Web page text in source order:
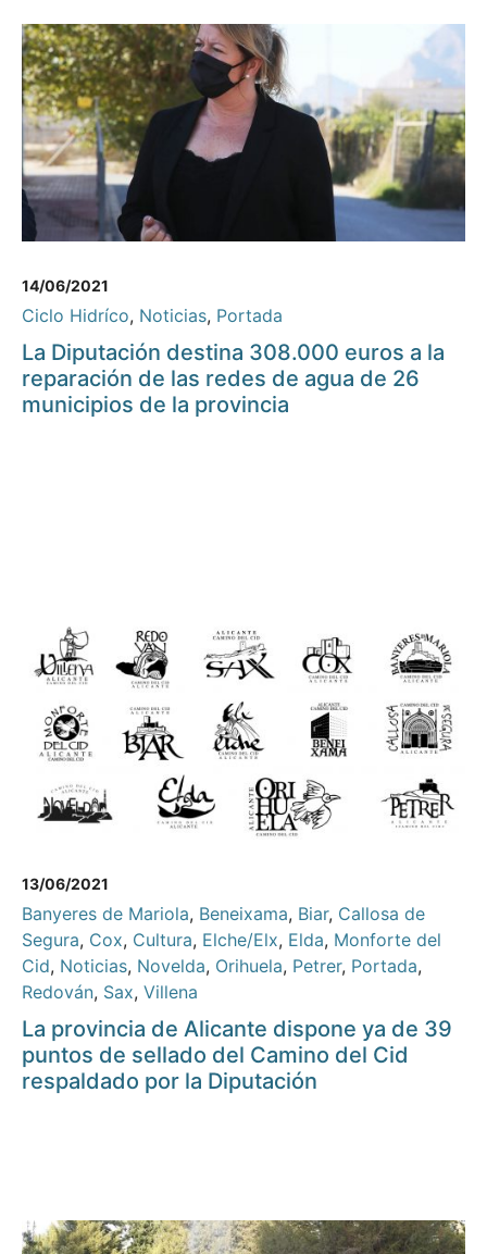
14/06/2021
Ciclo Hidríco, Noticias, Portada
La Diputación destina 308.000 euros a la
reparación de las redes de agua de 26
municipios de la provincia
13/06/2021
Banyeres de Mariola, Beneixama, Biar, Callosa de
Segura, Cox, Cultura, Elche/Elx, Elda, Monforte del
Cid, Noticias, Novelda, Orihuela, Petrer, Portada,
Redován, Sax, Villena
La provincia de Alicante dispone ya de 39
puntos de sellado del Camino del Cid
respaldado por la Diputación